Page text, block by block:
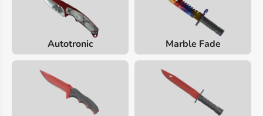
Autotronic Marble Fade